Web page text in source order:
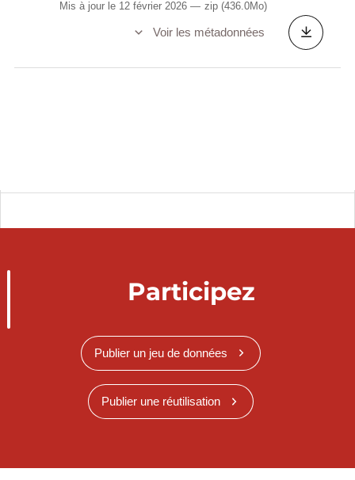
Mis à jour le 12 février 2026 zip (436.0Mo)
Voir les métadonnées
Participez
Publier un jeu de données
Publier une réutilisation